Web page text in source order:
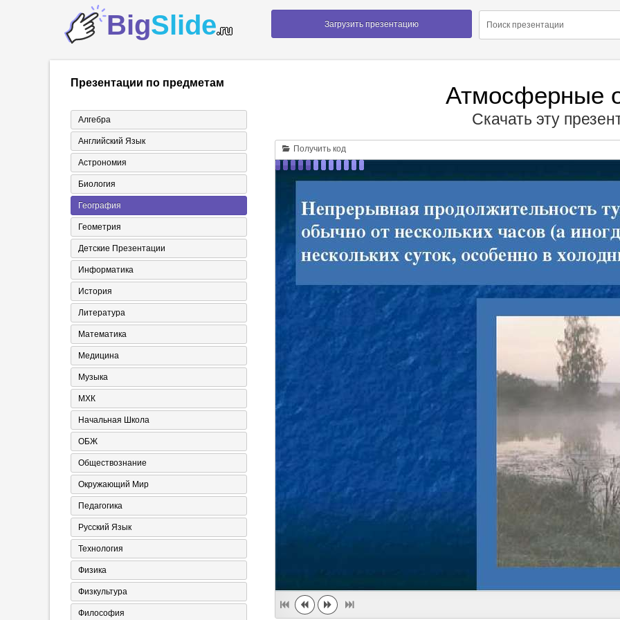
BigSlide.ru Загрузить презентацию
Презентации по предметам
Алгебра
Английский Язык
Астрономия
Биология
География
Геометрия
Детские Презентации
Информатика
История
Литература
Математика
Медицина
Музыка
МХК
Начальная Школа
ОБЖ
Обществознание
Окружающий Мир
Педагогика
Русский Язык
Технология
Физика
Физкультура
Философия
Атмосферные
Скачать эту
Получить код